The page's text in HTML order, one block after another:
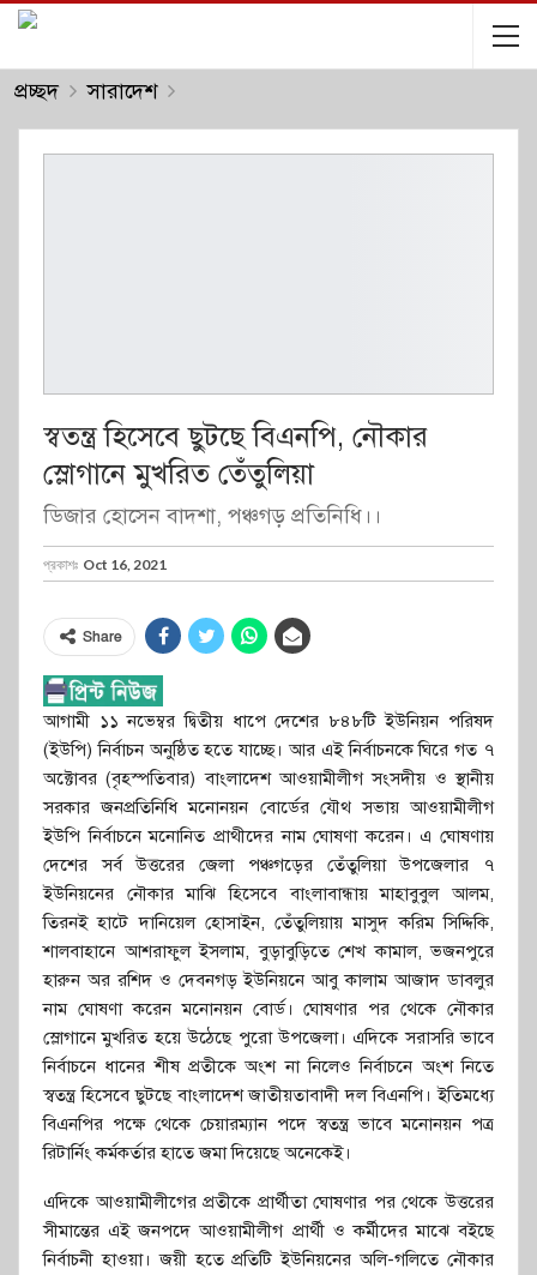
প্রচ্ছদ সারাদেশ
স্বতন্ত্র হিসেবে ছুটছে বিএনপি, নৌকার
স্লোগানে মুখরিত তেঁতুলিয়া
ডিজার হোসেন বাদশা, পঞ্চগড় প্রতিনিধি।।
প্রকাশঃ Oct 16, 2021
Share
আগামী ১১ নভেম্বর দ্বিতীয় ধাপে দেশের ৮৪৮টি ইউনিয়ন পরিষদ
(ইউপি) নির্বাচন অনুষ্ঠিত হতে যাচ্ছে। আর এই নির্বাচনকে ঘিরে গত ৭
অক্টোবর (বৃহস্পতিবার) বাংলাদেশ আওয়ামীলীগ সংসদীয় ও স্থানীয়
সরকার জনপ্রতিনিধি মনোনয়ন বোর্ডের যৌথ সভায় আওয়ামীলীগ
ইউপি নির্বাচনে মনোনিত প্রাথীদের নাম ঘোষণা করেন। এ ঘোষণায়
দেশের সর্ব উত্তরের জেলা পঞ্চগড়ের তেঁতুলিয়া উপজেলার ৭
ইউনিয়নের নৌকার মাঝি হিসেবে বাংলাবান্ধায় মাহাবুবুল আলম,
তিরনই হাটে দানিয়েল হোসাইন, তেঁতুলিয়ায় মাসুদ করিম সিদ্দিকি,
শালবাহানে আশরাফুল ইসলাম, বুড়াবুড়িতে শেখ কামাল, ভজনপুরে
হারুন অর রশিদ ও দেবনগড় ইউনিয়নে আবু কালাম আজাদ ডাবলুর
নাম ঘোষণা করেন মনোনয়ন বোর্ড। ঘোষণার পর থেকে নৌকার
স্লোগানে মুখরিত হয়ে উঠেছে পুরো উপজেলা। এদিকে সরাসরি ভাবে
নির্বাচনে ধানের শীষ প্রতীকে অংশ না নিলেও নির্বাচনে অংশ নিতে
স্বতন্ত্র হিসেবে ছুটছে বাংলাদেশ জাতীয়তাবাদী দল বিএনপি। ইতিমধ্যে
বিএনপির পক্ষে থেকে চেয়ারম্যান পদে স্বতন্ত্র ভাবে মনোনয়ন পত্র
রিটার্নিং কর্মকর্তার হাতে জমা দিয়েছে অনেকেই।
এদিকে আওয়ামীলীগের প্রতীকে প্রার্থীতা ঘোষণার পর থেকে উত্তরের
সীমান্তের এই জনপদে আওয়ামীলীগ প্রার্থী ও কর্মীদের মাঝে বইছে
নির্বাচনী হাওয়া। জয়ী হতে প্রতিটি ইউনিয়নের অলি-গলিতে নৌকার